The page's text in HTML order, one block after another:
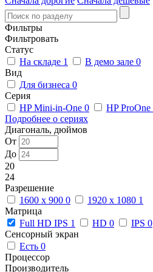
Фильтры
Фильтровать
Статус
На складе 1 В демо зале 0
Вид
Для бизнеса 0
Серия
HP Mini-in-One 0 HP ProOne
Подробнее о сериях
Диагональ, дюймов
От
До
20
24
Разрешение
1600 x 900 0 1920 x 1080 1
Матрица
Full HD IPS 1 HD 0 IPS 0
Сенсорный экран
Есть 0
Процессор
Производитель